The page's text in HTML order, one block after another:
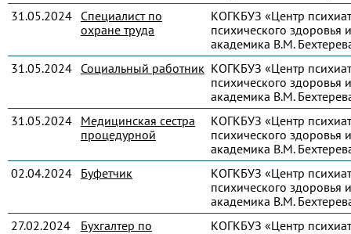
31.05.2024 Специалист по
охране труда
КОГКБУЗ «Центр
психического здоровья
академика В.М.
31.05.2024 Социальный работник КОГКБУЗ «Центр
психического здоровья
академика В.М.
31.05.2024 Медицинская сестра
процедурной
КОГКБУЗ «Центр
психического здоровья
академика В.М.
02.04.2024 Буфетчик
КОГКБУЗ «Центр
психического здоровья
академика В.М.
27.02.2024
Бухгалтер по
КОГКБУЗ «Центр